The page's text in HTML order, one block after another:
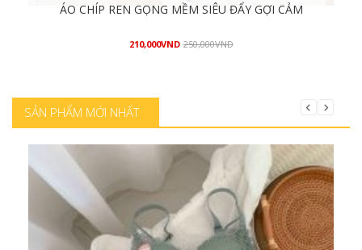
ÁO CHÍP REN GỌNG MỀM SIÊU ĐẨY GỢI CẢM
210,000VND 250,000VND
SẢN PHẨM MỚI NHẤT